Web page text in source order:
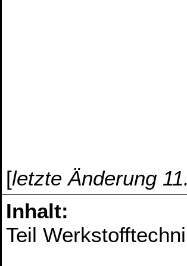
[letzte Änderung
Inhalt:
Teil